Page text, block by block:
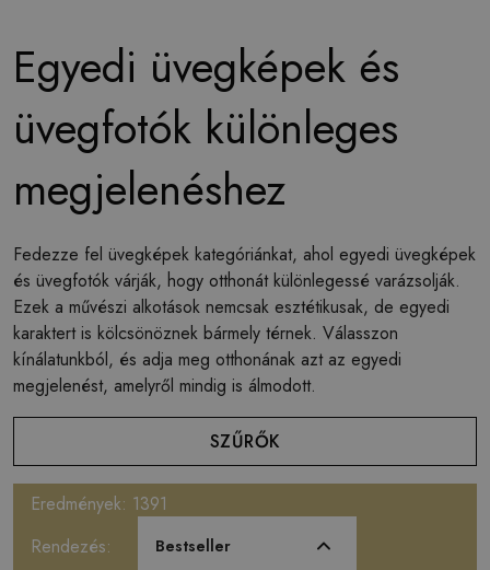
Egyedi üvegképek és
üvegfotók különleges
megjelenéshez
Fedezze fel üvegképek kategóriánkat, ahol egyedi üvegképek
és üvegfotók várják, hogy otthonát különlegessé varázsolják.
Ezek a művészi alkotások nemcsak esztétikusak, de egyedi
karaktert is kölcsönöznek bármely térnek. Válasszon
kínálatunkból, és adja meg otthonának azt az egyedi
megjelenést, amelyről mindig is álmodott.
SZŰRŐK
Eredmények: 1391
Rendezés:
Bestseller